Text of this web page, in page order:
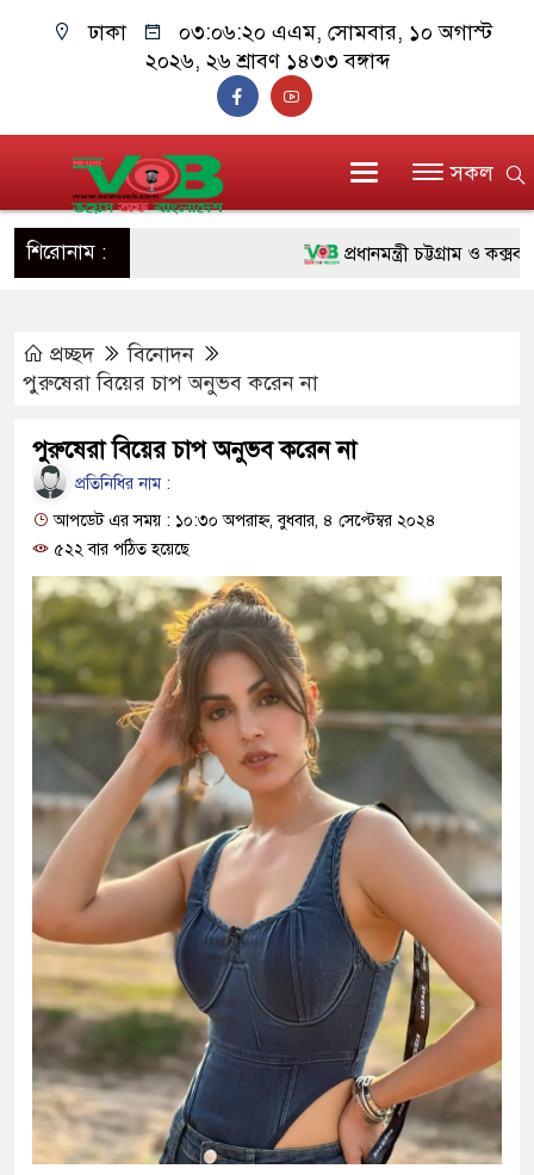
ঢাকা ০৩:০৬:২১ এএম, সোমবার, ১০ অগাস্ট
২০২৬, ২৬ শ্রাবণ ১৪৩৩ বঙ্গাব্দ
সকল
শিরোনাম : প্রধানমন্ত্রী চট্টগ্রাম ও
দাঁড়াবে : ডা. জুবাইদা রহমান
ফ্যাসিবাদবিরোধী আন্দোলনে
মাননীয় প্রধানমন্ত্রী, মন্ত্রীবর্গ
সিল-স্বাক্ষর জালিয়াতি চক্রের পাঁচ
উদ্ধার
জনগণ পরিবর্তন চেয়েছে
প্রধানমন্ত্রী
মিরপুর মডেল থানার
মাদক কারবারি গ্রেফতার
২৮ লাখ টাকার জাল নোটসহ
থানা পুলিশ
যেকোনো সময় বেনজীরের
নেতৃত্ব ও গণতন্ত্রের মূর্তমান
প্রচ্ছদ
বিনোদন
পুরুষেরা বিয়ের চাপ অনুভব করেন না
পুরুষেরা বিয়ের চাপ অনুভব করেন না
প্রতিনিধির নাম :
আপডেট এর সময় : ১০:৩০ অপরাহ্ন, বুধবার, ৪ সেপ্টেম্বর ২০২৪
৫২২ বার পঠিত হয়েছে